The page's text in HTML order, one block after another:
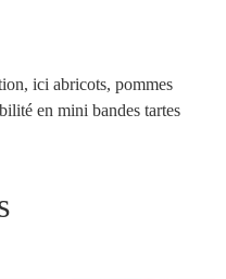
ici abricots, pommes
en mini bandes tartes